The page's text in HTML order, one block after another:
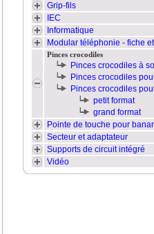
Grip-fils
IEC
Informatique
Modular téléphonie - fiche
Pinces crocodiles
Pinces crocodiles à
Pinces crocodiles
Pinces crocodiles
petit format
grand format
Pointe de touche pour
Secteur et adaptateur
Supports de circuit intégré
Vidéo